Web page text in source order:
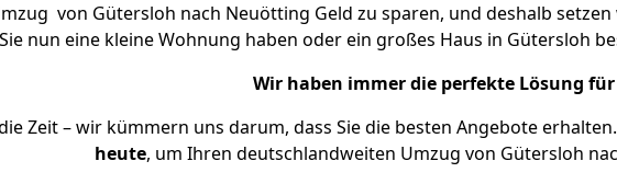
von Gütersloh nach Neuötting Geld zu sparen, und deshalb
nun eine kleine Wohnung haben oder ein großes Haus in Gütersloh
Wir haben immer die perfekte Lösung für
Zeit – wir kümmern uns darum, dass Sie die besten Angebote erhalten.
heute, um Ihren deutschlandweiten Umzug von Gütersloh